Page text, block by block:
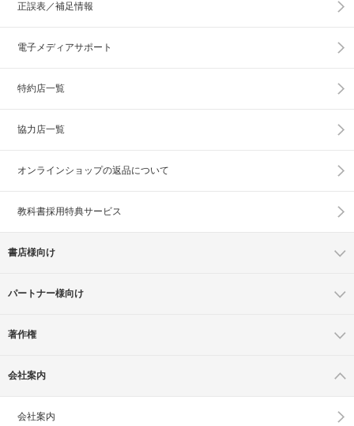
正誤表／補足情報
電子メディアサポート
特約店一覧
協力店一覧
オンラインショップの返品について
教科書採用特典サービス
書店様向け
パートナー様向け
著作権
会社案内
会社案内